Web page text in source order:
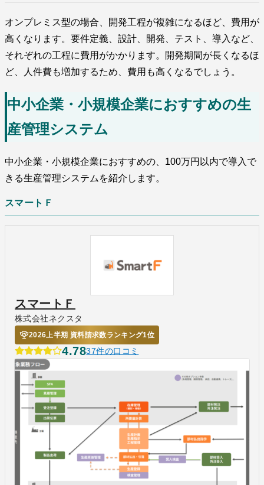
オンプレミス型の場合、開発工程が複雑になるほど、費用が
高くなります。要件定義、設計、開発、テスト、導入など、
それぞれの工程に費用がかかります。開発期間が長くなるほ
ど、人件費も増加するため、費用も高くなるでしょう。
中小企業・小規模企業におすすめの生
産管理システム
中小企業・小規模企業におすすめの、100万円以内で導入で
きる生産管理システムを紹介します。
スマートＦ
スマートＦ
株式会社ネクスタ
2026上半期 資料請求数ランキング1位
4.7837件の口コミ